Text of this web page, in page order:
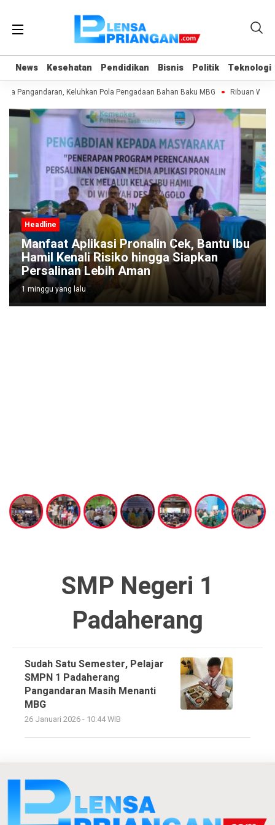
News Kesehatan Pendidikan Bisnis Politik Teknologi
News Kesehatan Pendidikan Bisnis Politik Teknologi
Pangandaran, Keluhkan Pola Pengadaan Bahan Baku MBG Ribuan
Headline
Manfaat Aplikasi Pronalin Cek, Bantu Ibu
Hamil Kenali Risiko hingga Siapkan
Persalinan Lebih Aman
1 minggu yang lalu
SMP Negeri 1
Padaherang
Sudah Satu Semester, Pelajar
SMPN 1 Padaherang
Pangandaran Masih Menanti
MBG
26 Januari 2026 - 10:44 WIB